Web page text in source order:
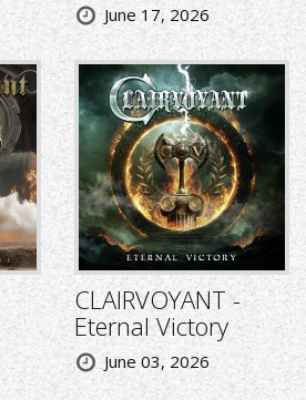
June 17, 2026
CLAIRVOYANT -
Eternal Victory
June 03, 2026